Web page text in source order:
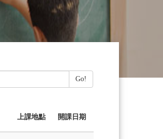
Go!
上課地點 開課日期